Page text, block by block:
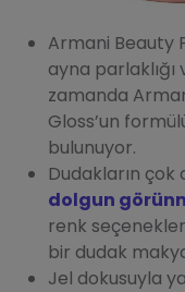
Armani Beauty
ayna
zamanda
Gloss’un
bulunuyor.
Dudakların
dolgun
renk seçenekleri
bir dudak
Jel dokusuyla